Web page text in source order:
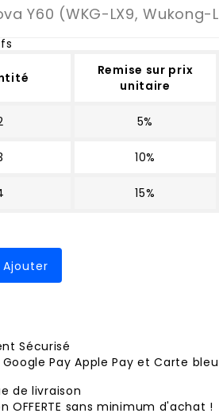
Y60 (WKG-LX9, Wukong-
Remise sur prix
unitaire
5%
10%
15%
Ajouter
Sécurisé
Google Pay Apple Pay et Carte
de livraison
OFFERTE sans minimum d'achat !